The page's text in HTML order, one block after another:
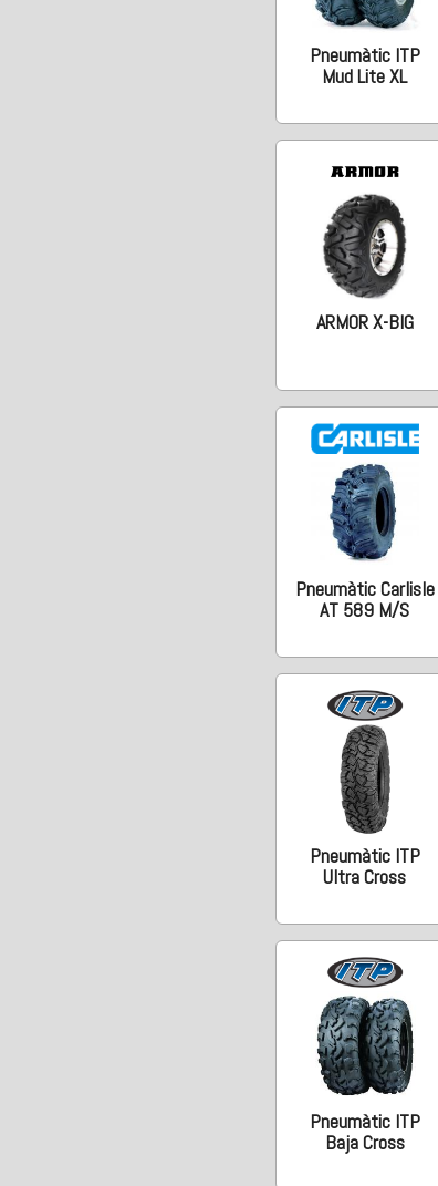
Pneumàtic ITP
Mud Lite XL
ARMOR X-BIG
Pneumàtic Carlisle
AT 589 M/S
Pneumàtic ITP
Ultra Cross
Pneumàtic ITP
Baja Cross